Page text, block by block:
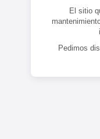
El sitio
Pedimos